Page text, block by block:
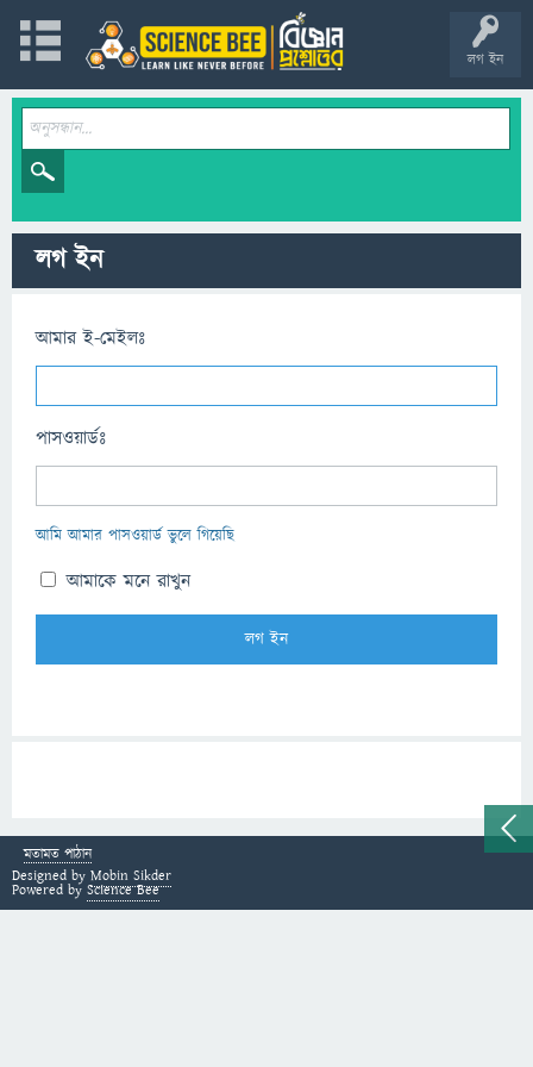
লগ ইন
লগ ইন
আমার ই-মেইলঃ
পাসওয়ার্ডঃ
আমি আমার পাসওয়ার্ড ভুলে গিয়েছি
আমাকে মনে রাখুন
মতামত পাঠান
Designed by Mobin Sikder
Powered by Science Bee